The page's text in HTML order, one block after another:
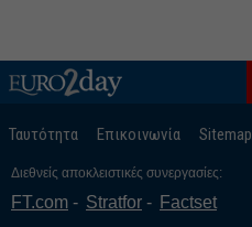
Ταυτότητα Επικοινωνία Sitemap
Διεθνείς αποκλειστικές συνεργασίες:
FT.com Stratfor Factset